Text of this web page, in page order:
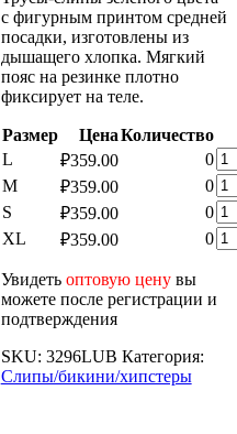
с фигурным принтом средней
посадки, изготовлены из
дышащего хлопка. Мягкий
пояс на резинке плотно
фиксирует на теле.
Размер ЦенаКоличество
L
₽359.00 0
M ₽359.00 0
S ₽359.00 0
XL ₽359.00 0
Увидеть оптовую ценувы
можете после регистрации и
подтверждения
SKU: 3296LUB Категория:
Слипы/бикини/хипстеры